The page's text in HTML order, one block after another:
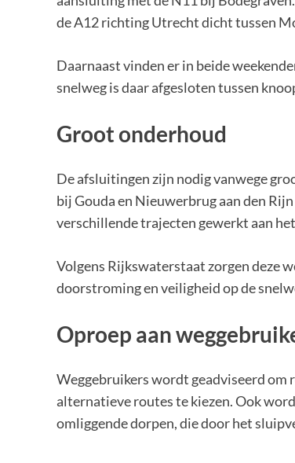
de A12 richting Utrecht dicht tussen
Daarnaast vinden er in beide
snelweg is daar afgesloten tussen
Groot onderhoud
De afsluitingen zijn nodig vanwege
bij Gouda en Nieuwerbrug aan den
verschillende trajecten gewerkt aan
Volgens Rijkswaterstaat zorgen deze
doorstroming en veiligheid op de
Oproep aan
Weggebruikers wordt geadviseerd om
alternatieve routes te kiezen. Ook
omliggende dorpen, die door het